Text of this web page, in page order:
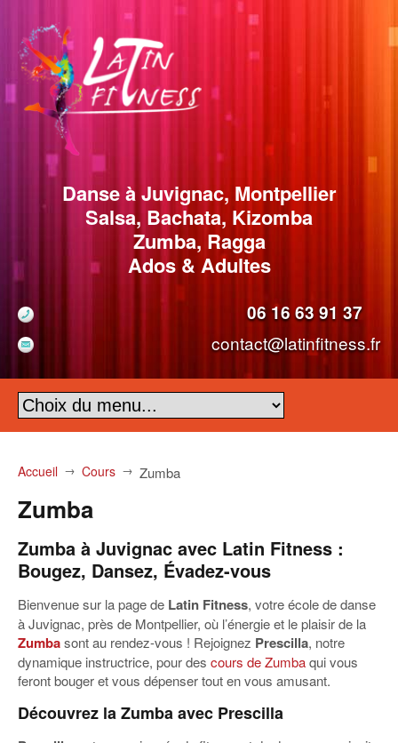
Danse à Juvignac, Montpellier
Salsa, Bachata, Kizomba
Zumba, Ragga
Ados & Adultes
06 16 63 91 37
contact@latinfitness.fr
Accueil → Cours → Zumba
Zumba
Zumba à Juvignac avec Latin Fitness :
Bougez, Dansez, Évadez-vous
Bienvenue sur la page de Latin Fitness, votre école de danse
à Juvignac, près de Montpellier, où l’énergie et le plaisir de la
Zumbasont au rendez-vous ! Rejoignez Prescilla, notre
dynamique instructrice, pour des cours de Zumbaqui vous
feront bouger et vous dépenser tout en vous amusant.
Découvrez la Zumba avec Prescilla